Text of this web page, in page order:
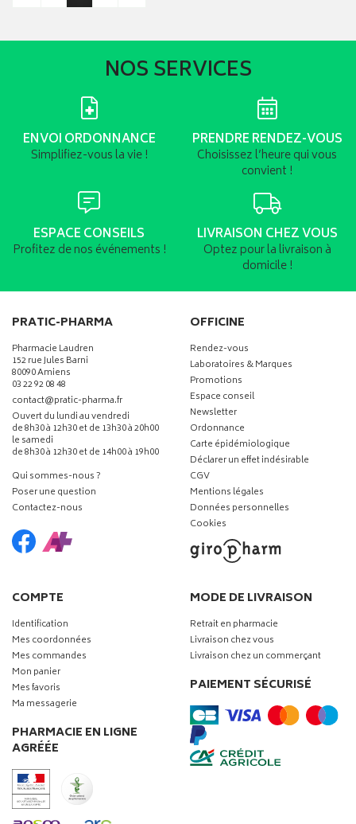
NOS SERVICES
ENVOI ORDONNANCE
Simplifiez-vous la vie !
PRENDRE RENDEZ-VOUS
Choisissez l’heure qui vous
convient !
ESPACE CONSEILS
Profitez de nos événements !
LIVRAISON CHEZ VOUS
Optez pour la livraison à
domicile !
PRATIC-PHARMA
Pharmacie Laudren
152 rue Jules Barni
80090 Amiens
03 22 92 08 48
contact-
@-
pratic-pharma.fr
Ouvert du lundi au vendredi
de 8h30 à 12h30 et de 13h30 à 20h00
le samedi
de 8h30 à 12h30 et de 14h00 à 19h00
Qui sommes-nous ?
Poser une question
Contactez-nous
OFFICINE
Rendez-vous
Laboratoires & Marques
Promotions
Espace conseil
Newsletter
Ordonnance
Carte épidémiologique
Déclarer un effet indésirable
CGV
Mentions légales
Données personnelles
Cookies
COMPTE
Identification
Mes coordonnées
Mes commandes
Mon panier
Mes favoris
Ma messagerie
PHARMACIE EN LIGNE
AGRÉÉE
MODE DE LIVRAISON
Retrait en pharmacie
Livraison chez vous
Livraison chez un commerçant
PAIEMENT SÉCURISÉ